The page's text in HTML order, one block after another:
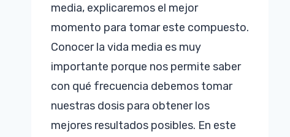
media, explicaremos el mejor
momento para tomar este compuesto.
Conocer la vida media es muy
importante porque nos permite saber
con qué frecuencia debemos tomar
nuestras dosis para obtener los
mejores resultados posibles. En este